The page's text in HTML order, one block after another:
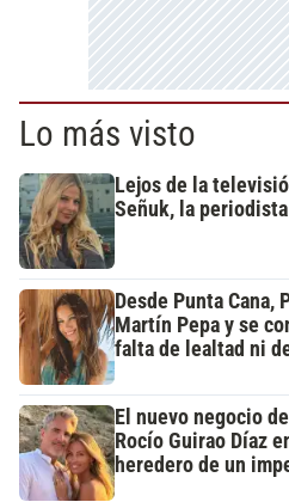
Lo más visto
Lejos de la
Señuk, la
Desde Punta Cana,
Martín Pepa y se
falta de lealtad ni
El nuevo negocio
Rocío Guirao Díaz
heredero de un